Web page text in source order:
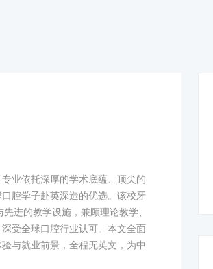
业依托深厚的学术底蕴、顶尖的
腔学子赴英深造的优选。该校牙
进的教学设施，兼顾理论教学、
受全球口腔行业认可。本文全面
与就业前景，全程无英文，为中